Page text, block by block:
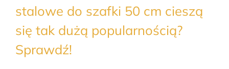
stalowe do szafki 50 cm cieszą
się tak dużą popularnością?
Sprawdź!